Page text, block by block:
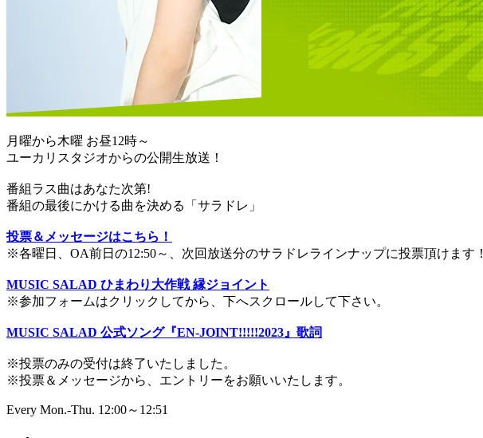
月曜から木曜 お昼12時～
ユーカリスタジオからの公開生放送！
番組ラス曲はあなた次第!
番組の最後にかける曲を決める「サラドレ」
投票＆メッセージはこちら！
※各曜日、OA前日の12:50～、次回放送分のサラドレラインナップに投票頂けます！
MUSIC SALAD ひまわり大作戦 縁ジョイント
※参加フォームはクリックしてから、下へスクロールして下さい。
MUSIC SALAD 公式ソング『EN-JOINT!!!!!2023』歌詞
※投票のみの受付は終了いたしました。
※投票＆メッセージから、エントリーをお願いいたします。
Every Mon.-Thu. 12:00～12:51